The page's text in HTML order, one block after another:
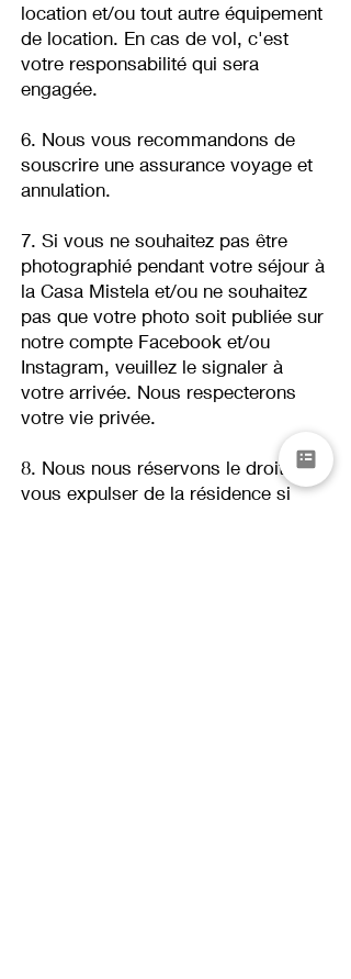
location et/ou tout autre équipement
de location. En cas de vol, c'est
votre responsabilité qui sera
engagée.
6. Nous vous recommandons de
souscrire une assurance voyage et
annulation.
7. Si vous ne souhaitez pas être
photographié pendant votre séjour à
la Casa Mistela et/ou ne souhaitez
pas que votre photo soit publiée sur
notre compte Facebook et/ou
Instagram, veuillez le signaler à
votre arrivée. Nous respecterons
votre vie privée.
8. Nous nous réservons le droit de
vous expulser de la résidence si